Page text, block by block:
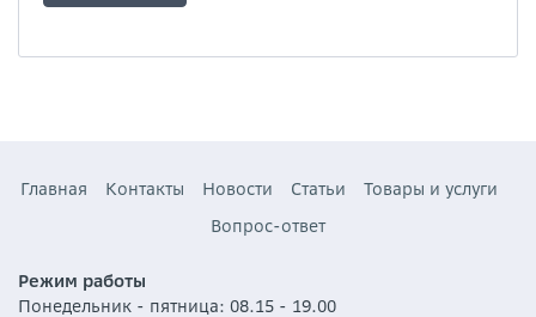
Главная Контакты Новости Статьи
Товары и услуги
Вопрос-ответ
Режим работы
Понедельник - пятница: 08.15 - 19.00